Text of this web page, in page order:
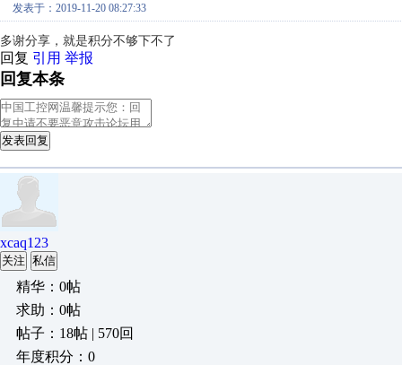
发表于：2019-11-20 08:27:33
多谢分享，就是积分不够下不了
回复 引用 举报
回复本条
发表回复
xcaq123
关注 私信
精华：0帖
求助：0帖
帖子：18帖 | 570回
年度积分：0